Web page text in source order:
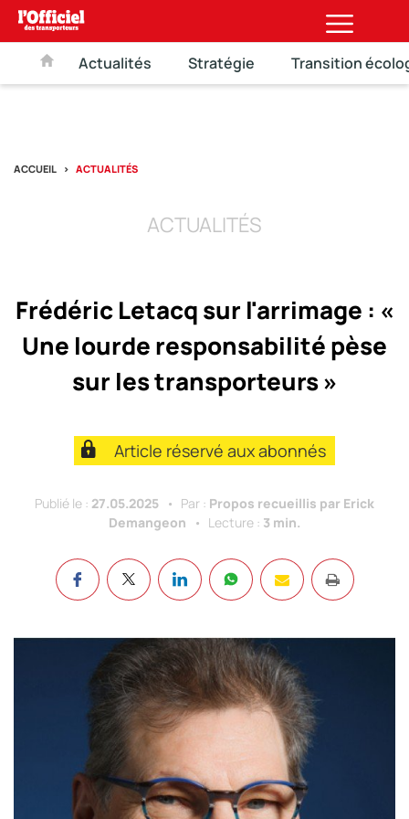
Actualités Stratégie Transition
ACCUEIL ACTUALITÉS
ACTUALITÉS
Frédéric Letacq sur l'arrimage : «
Une lourde responsabilité pèse
sur les transporteurs »
Article réservé aux abonnés
Publié le : 27.05.2025 Par : Propos recueillis par Erick
Demangeon
Lecture : 3 min.